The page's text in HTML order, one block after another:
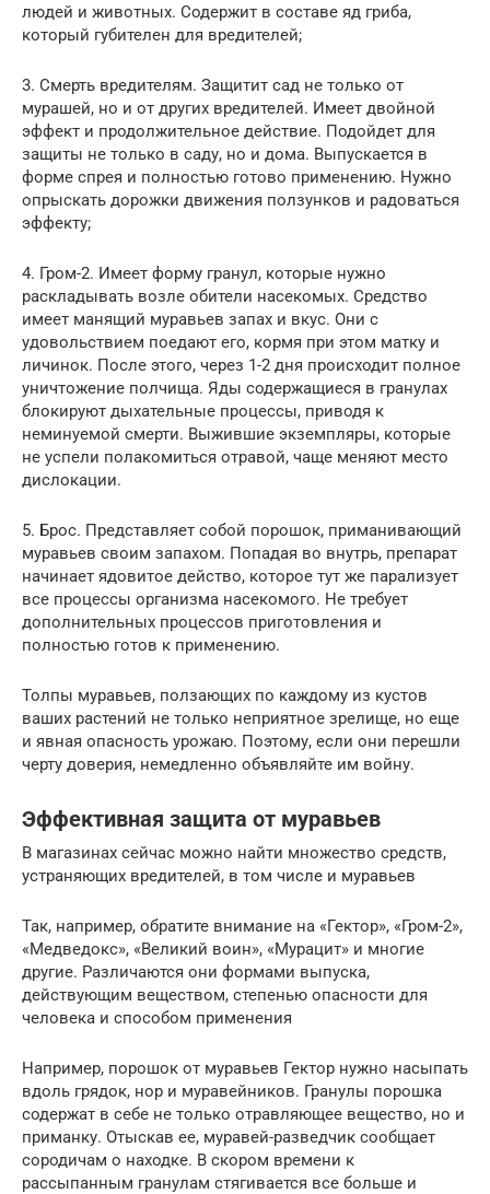
людей и животных. Содержит в составе яд гриба,
который губителен для вредителей;
3. Смерть вредителям. Защитит сад не только от
мурашей, но и от других вредителей. Имеет двойной
эффект и продолжительное действие. Подойдет для
защиты не только в саду, но и дома. Выпускается в
форме спрея и полностью готово применению. Нужно
опрыскать дорожки движения ползунков и радоваться
эффекту;
4. Гром-2. Имеет форму гранул, которые нужно
раскладывать возле обители насекомых. Средство
имеет манящий муравьев запах и вкус. Они с
удовольствием поедают его, кормя при этом матку и
личинок. После этого, через 1-2 дня происходит полное
уничтожение полчища. Яды содержащиеся в гранулах
блокируют дыхательные процессы, приводя к
неминуемой смерти. Выжившие экземпляры, которые
не успели полакомиться отравой, чаще меняют место
дислокации.
5. Брос. Представляет собой порошок, приманивающий
муравьев своим запахом. Попадая во внутрь, препарат
начинает ядовитое действо, которое тут же парализует
все процессы организма насекомого. Не требует
дополнительных процессов приготовления и
полностью готов к применению.
Толпы муравьев, ползающих по каждому из кустов
ваших растений не только неприятное зрелище, но еще
и явная опасность урожаю. Поэтому, если они перешли
черту доверия, немедленно объявляйте им войну.
Эффективная защита от муравьев
В магазинах сейчас можно найти множество средств,
устраняющих вредителей, в том числе и муравьев
Так, например, обратите внимание на «Гектор», «Гром-2»,
«Медведокс», «Великий воин», «Мурацит» и многие
другие. Различаются они формами выпуска,
действующим веществом, степенью опасности для
человека и способом применения
Например, порошок от муравьев Гектор нужно насыпать
вдоль грядок, нор и муравейников. Гранулы порошка
содержат в себе не только отравляющее вещество, но и
приманку. Отыскав ее, муравей-разведчик сообщает
сородичам о находке. В скором времени к
рассыпанным гранулам стягивается все больше и